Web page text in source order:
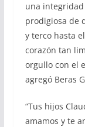
una
prodigiosa de
y terco hasta
corazón tan
orgullo con el
agregó Beras
“Tus hijos
amamos y te